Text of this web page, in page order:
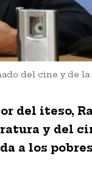
del cine y de
del iteso,
y del
a los pobres